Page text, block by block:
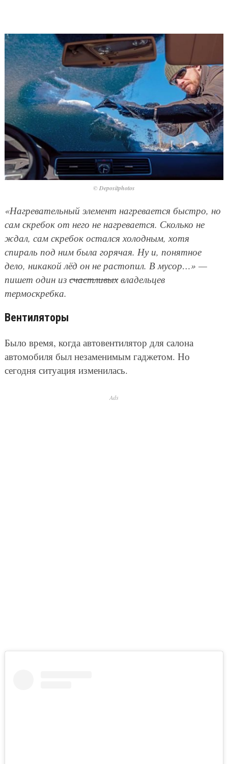
© Depositphotos
«Нагревательный элемент нагревается быстро, но
сам скребок от него не нагревается. Сколько не
ждал, сам скребок остался холодным, хотя
спираль под ним была горячая. Ну и, понятное
дело, никакой лёд он не растопил. В мусор…» —
пишет один из счастливыхвладельцев
термоскребка.
Вентиляторы
Было время, когда автовентилятор для салона
автомобиля был незаменимым гаджетом. Но
сегодня ситуация изменилась.
Ads